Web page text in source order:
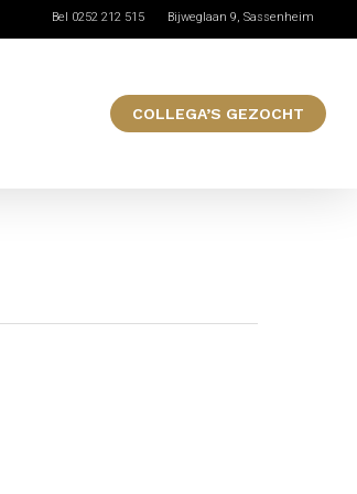
Bel 0252 212 515 Bijweglaan 9, Sassenheim
COLLEGA’S GEZOCHT